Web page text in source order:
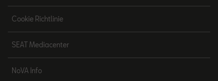
Cookie Richtlinie
SEAT Mediacenter
NoVA Info